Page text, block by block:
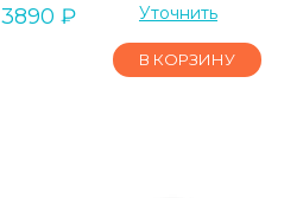
3890 ₽ Уточнить
В КОРЗИНУ